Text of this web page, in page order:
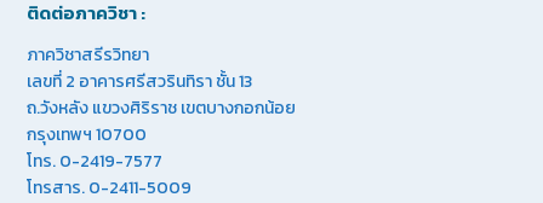
ติดต่อภาควิชา :
ภาควิชาสรีรวิทยา
เลขที่ 2 อาคารศรีสวรินทิรา ชั้น 13
ถ.วังหลัง แขวงศิริราช เขตบางกอกน้อย
กรุงเทพฯ 10700
โทร. 0-2419-7577
โทรสาร. 0-2411-5009